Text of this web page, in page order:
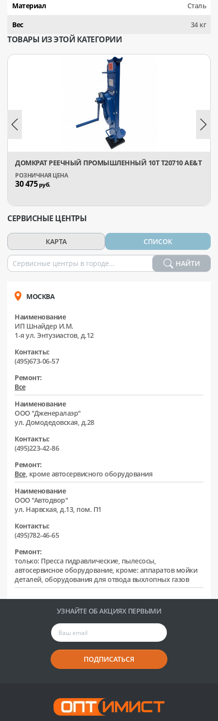
Материал Сталь
Вес 34 кг
ТОВАРЫ ИЗ ЭТОЙ КАТЕГОРИИ
ДОМКРАТ РЕЕЧНЫЙ ПРОМЫШЛЕННЫЙ 10Т T20710 AE&T
30 475руб.
СЕРВИСНЫЕ ЦЕНТРЫ
КАРТА СПИСОК
НАЙТИ
МОСКВА
Наименование
ИП Шнайдер И.М.
1-я ул. Энтузиастов, д.12
Контакты:
(495)673-06-57
Ремонт:
Все
Наименование
ООО "Дженералаэр"
ул. Домодедовская, д.28
Контакты:
(495)223-42-86
Ремонт:
Все, кроме автосервисного оборудования
Наименование
ООО "Автодвор"
ул. Нарвская, д.13, пом. П1
Контакты:
(495)782-46-65
Ремонт:
только: Пресса гидравлические, пылесосы,
автосервисное оборудование, кроме: аппаратов мойки
деталей, оборудования для отвода выхлопных газов
УЗНАЙТЕ ОБ АКЦИЯХ ПЕРВЫМИ
ПОДПИСАТЬСЯ